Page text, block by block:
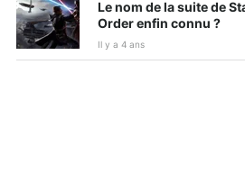
Le nom de la suite de
Order enfin connu ?
Il y a 4 ans